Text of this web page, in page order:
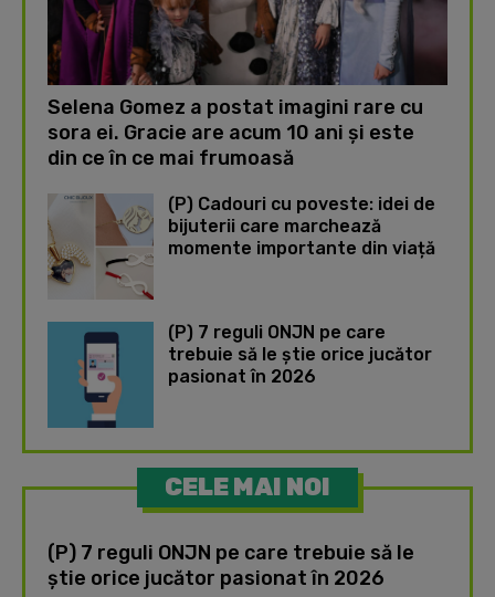
Selena Gomez a postat imagini rare cu
sora ei. Gracie are acum 10 ani și este
din ce în ce mai frumoasă
(P) Cadouri cu poveste: idei de
bijuterii care marchează
momente importante din viață
(P) 7 reguli ONJN pe care
trebuie să le știe orice jucător
pasionat în 2026
CELE MAI NOI
(P) 7 reguli ONJN pe care trebuie să le
știe orice jucător pasionat în 2026